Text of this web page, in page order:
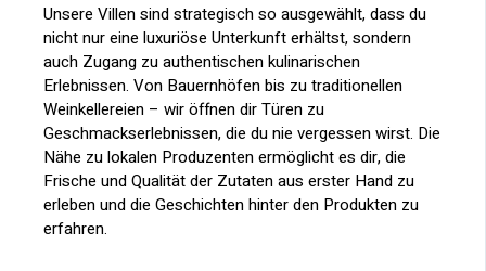
Unsere Villen sind strategisch so ausgewählt, dass du
nicht nur eine luxuriöse Unterkunft erhältst, sondern
auch Zugang zu authentischen kulinarischen
Erlebnissen. Von Bauernhöfen bis zu traditionellen
Weinkellereien – wir öffnen dir Türen zu
Geschmackserlebnissen, die du nie vergessen wirst. Die
Nähe zu lokalen Produzenten ermöglicht es dir, die
Frische und Qualität der Zutaten aus erster Hand zu
erleben und die Geschichten hinter den Produkten zu
erfahren.